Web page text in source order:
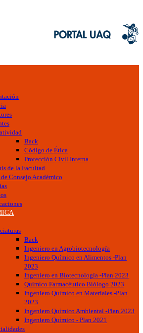
Back
Código de Ética
Protección Civil Interna
de la Facultad
Consejo Académico
Back
Ingeniero en Agrobiotecnología
Ingeniero Químico en Alimentos -Plan
2023
Ingeniero en Biotecnología -Plan 2023
Químico Farmacéutico Biólogo 2023
Ingeniero Químico en Materiales -Plan
2023
Ingeniero Químico Ambiental -Plan 2023
Ingeniero Químico - Plan 2021